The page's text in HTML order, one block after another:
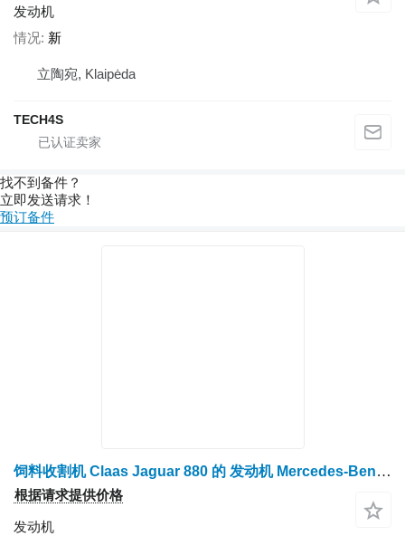
发动机
情况 新
立陶宛, Klaipėda
TECH4S
找不到备件？
立即发送请求！
预订备件
饲料收割机 Claas Jaguar 880 的 发动机 Mercedes-Benz V8
根据请求提供价格
发动机